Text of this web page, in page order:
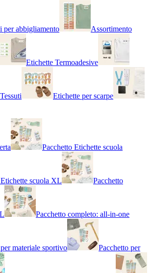
per abbigliamento Assortimento
Etichette Termoadesive
Etichette per scarpe
Pacchetto Etichette scuola
scuola XL Pacchetto
Pacchetto completo: all-in-one
materiale sportivo Pacchetto per